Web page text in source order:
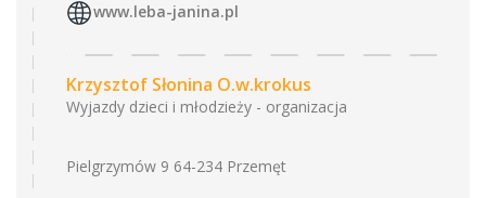
www.leba-janina.pl
Krzysztof Słonina O.w.krokus
Wyjazdy dzieci i młodzieży - organizacja
Pielgrzymów 9 64-234 Przemęt